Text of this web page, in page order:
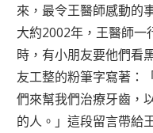
來，最令王醫師感動的
大約2002年，王醫師一
時，有小朋友要他們看
友工整的粉筆字寫著：
們來幫我們治療牙齒，
的人。」這段留言帶給